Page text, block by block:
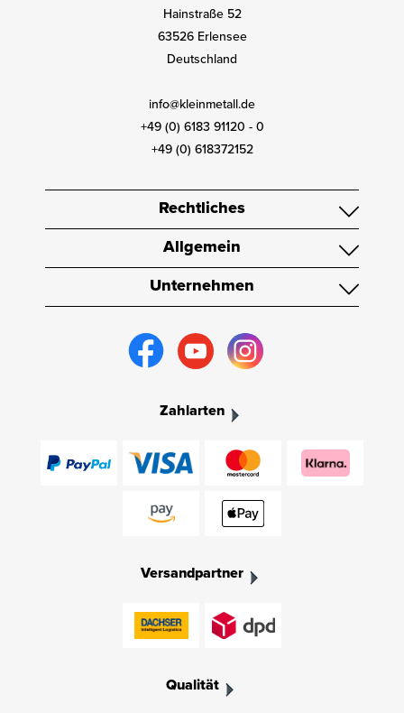
Hainstraße 52
63526 Erlensee
Deutschland
info@kleinmetall.de
+49 (0) 6183 91120 - 0
+49 (0) 618372152
Rechtliches
Allgemein
Unternehmen
Zahlarten
Versandpartner
Qualität